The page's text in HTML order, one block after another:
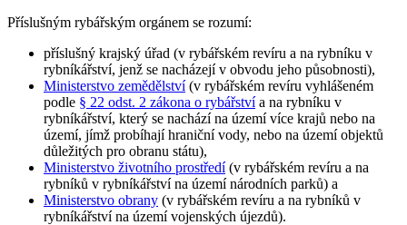
Příslušným rybářským orgánem se rozumí:
příslušný krajský úřad (v rybářském revíru a na rybníku v
rybníkářství, jenž se nacházejí v obvodu jeho působnosti),
Ministerstvo zemědělství(v rybářském revíru vyhlášeném
podle § 22 odst. 2 zákona o rybářstvía na rybníku v
rybníkářství, který se nachází na území více krajů nebo na
území, jímž probíhají hraniční vody, nebo na území objektů
důležitých pro obranu státu),
Ministerstvo životního prostředí(v rybářském revíru a na
rybníků v rybníkářství na území národních parků) a
Ministerstvo obrany (v rybářském revíru a na rybníků v
rybníkářství na území vojenských újezdů).